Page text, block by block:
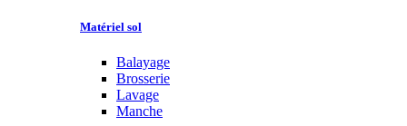
Matériel sol
Balayage
Brosserie
Lavage
Manche